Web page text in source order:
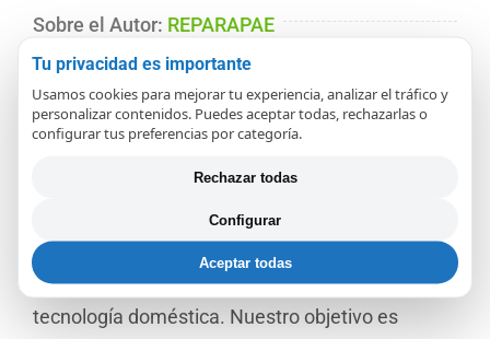
Sobre el Autor: REPARAPAE
Reparapae es un servicio profesional
de reparación de pequeños
códigos de error oficiales y temas útiles
relacionados con el cuidado del hogar y la
tecnología doméstica. Nuestro objetivo es
Tu privacidad es importante
Usamos cookies para mejorar tu experiencia, analizar el tráfico y
personalizar contenidos. Puedes aceptar todas, rechazarlas o
configurar tus preferencias por categoría.
Rechazar todas
Configurar
Aceptar todas